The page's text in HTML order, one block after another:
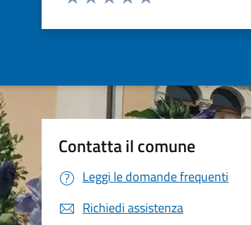
Contatta il comune
Leggi le domande frequenti
Richiedi assistenza